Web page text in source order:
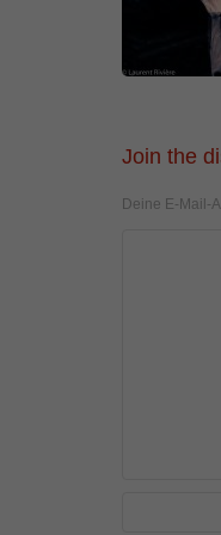
Join the
Deine E-Mail-